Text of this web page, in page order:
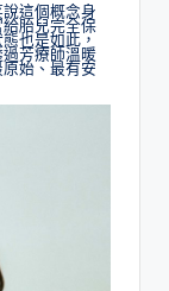
這個概念身
胎兒完全保
也是如此，
芳療師溫暖
始、最有安